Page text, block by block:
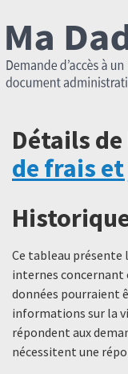
Détails
de frais
Ce tableau présente
internes concernant
données pourraient
informations sur la
répondent aux
nécessitent une